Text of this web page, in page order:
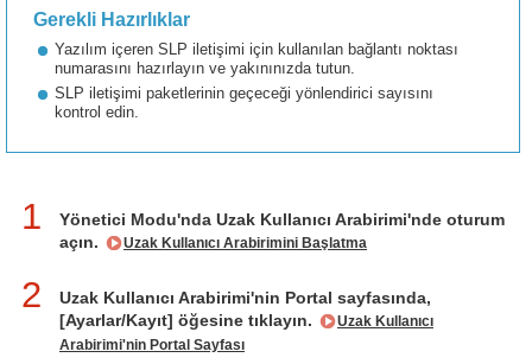
Gerekli Hazırlıklar
Yazılım içeren SLP iletişimi için kullanılan bağlantı noktası
numarasını hazırlayın ve yakınınızda tutun.
SLP iletişimi paketlerinin geçeceği yönlendirici sayısını
kontrol edin.
1
Yönetici Modu'nda Uzak Kullanıcı Arabirimi'nde oturum
açın.
Uzak Kullanıcı Arabirimini Başlatma
2
Uzak Kullanıcı Arabirimi'nin Portal sayfasında,
[Ayarlar/Kayıt] öğesine tıklayın.
Uzak Kullanıcı
Arabirimi'nin Portal Sayfası